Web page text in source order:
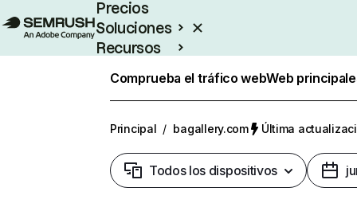
Precios
Soluciones
Recursos
Comprueba el tráfico webWeb
Principal / bagallery.com Última
Todos los dispositivos